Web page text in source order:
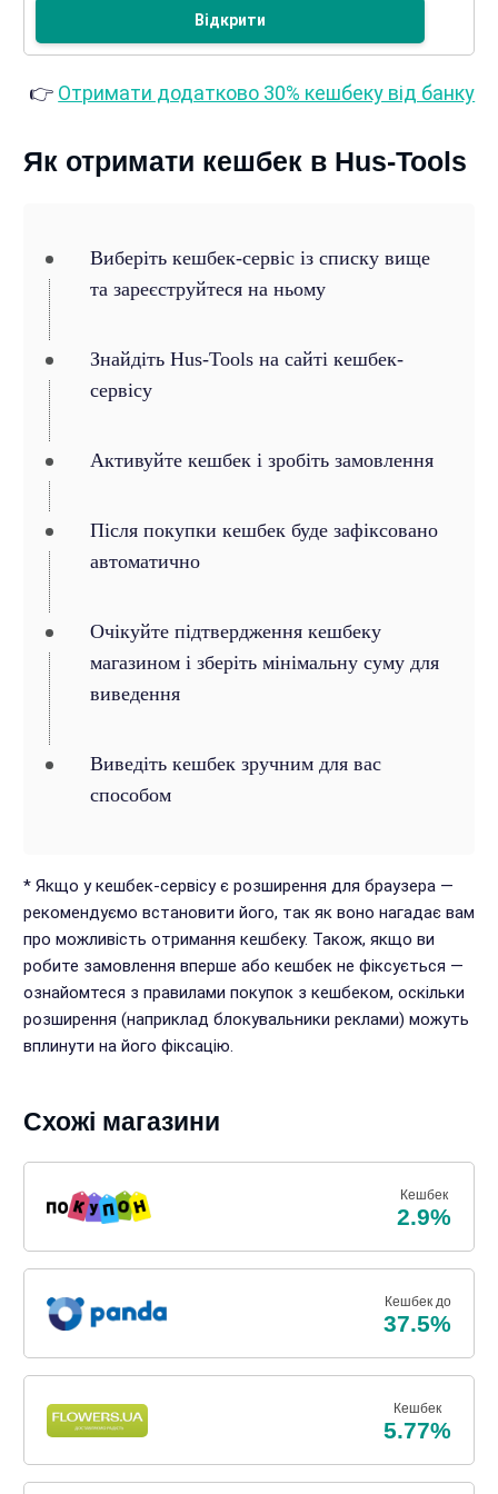
Відкрити
👉 Отримати додатково 30% кешбеку від банку
Як отримати кешбек в Hus-Tools
Виберіть кешбек-сервіс із списку вище
та зареєструйтеся на ньому
Знайдіть Hus-Tools на сайті кешбек-
сервісу
Активуйте кешбек і зробіть замовлення
Після покупки кешбек буде зафіксовано
автоматично
Очікуйте підтвердження кешбеку
магазином і зберіть мінімальну суму для
виведення
Виведіть кешбек зручним для вас
способом
* Якщо у кешбек-сервісу є розширення для браузера —
рекомендуємо встановити його, так як воно нагадає вам
про можливість отримання кешбеку. Також, якщо ви
робите замовлення вперше або кешбек не фіксується —
ознайомтеся з правилами покупок з кешбеком, оскільки
розширення (наприклад блокувальники реклами) можуть
вплинути на його фіксацію.
Схожі магазини
Кешбек
2.9%
Кешбек до
37.5%
Кешбек
5.77%